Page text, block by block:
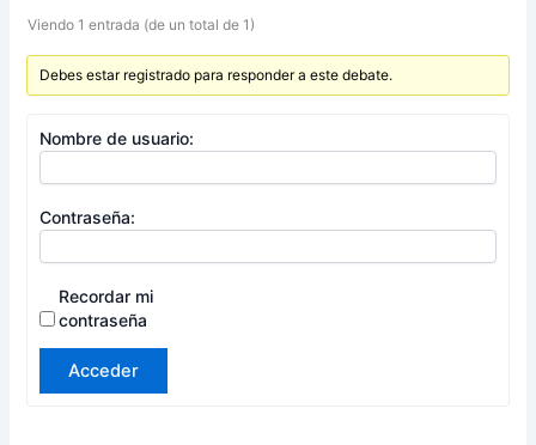
Viendo 1 entrada (de un total de 1)
Debes estar registrado para responder a este debate.
Nombre de usuario:
Contraseña:
Recordar mi
contraseña
Acceder